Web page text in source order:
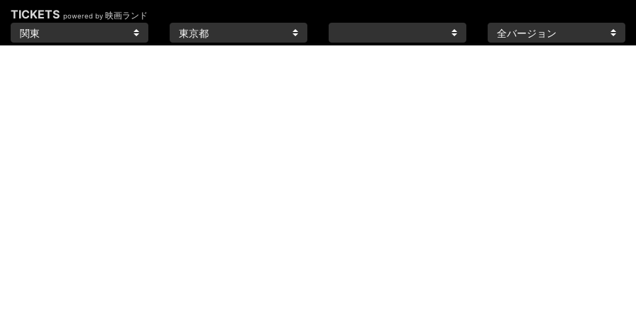
TICKETS powered by 映画ランド